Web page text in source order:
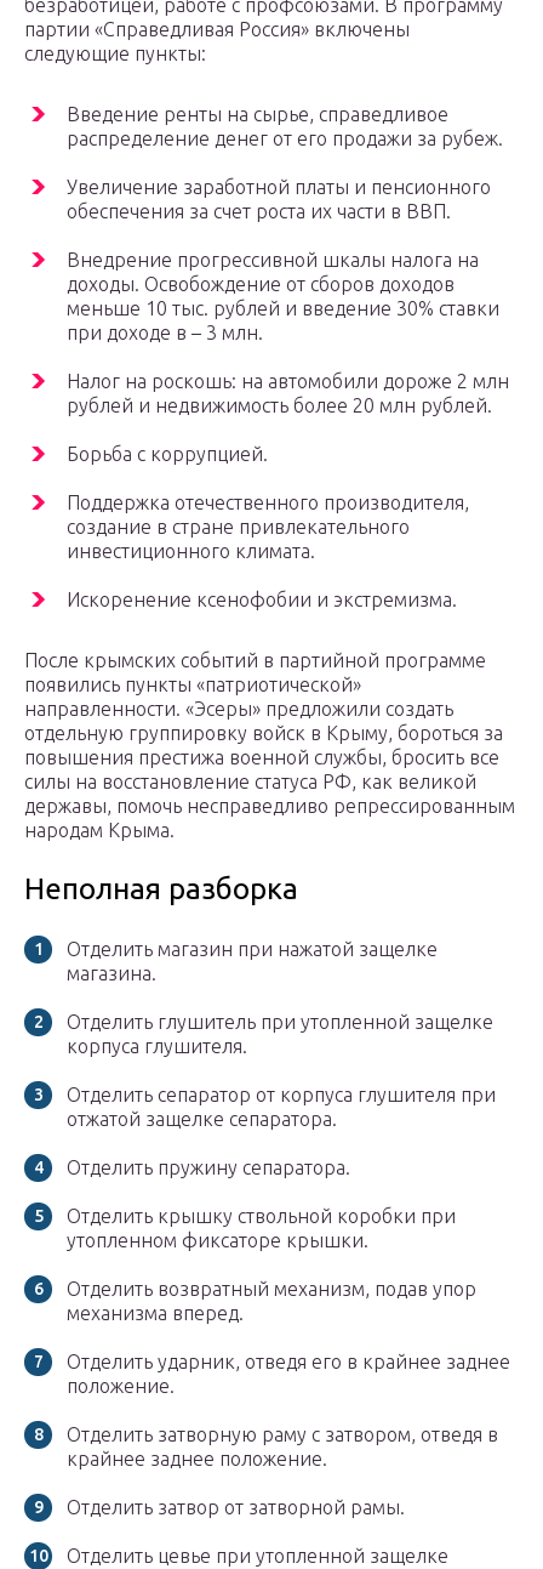
безработицей, работе с профсоюзами. В программу
партии «Справедливая Россия» включены
следующие пункты:
Введение ренты на сырье, справедливое
распределение денег от его продажи за рубеж.
Увеличение заработной платы и пенсионного
обеспечения за счет роста их части в ВВП.
Внедрение прогрессивной шкалы налога на
доходы. Освобождение от сборов доходов
меньше 10 тыс. рублей и введение 30% ставки
при доходе в – 3 млн.
Налог на роскошь: на автомобили дороже 2 млн
рублей и недвижимость более 20 млн рублей.
Борьба с коррупцией.
Поддержка отечественного производителя,
создание в стране привлекательного
инвестиционного климата.
Искоренение ксенофобии и экстремизма.
После крымских событий в партийной программе
появились пункты «патриотической»
направленности. «Эсеры» предложили создать
отдельную группировку войск в Крыму, бороться за
повышения престижа военной службы, бросить все
силы на восстановление статуса РФ, как великой
державы, помочь несправедливо репрессированным
народам Крыма.
Неполная разборка
Отделить магазин при нажатой защелке
магазина.
Отделить глушитель при утопленной защелке
корпуса глушителя.
Отделить сепаратор от корпуса глушителя при
отжатой защелке сепаратора.
Отделить пружину сепаратора.
Отделить крышку ствольной коробки при
утопленном фиксаторе крышки.
Отделить возвратный механизм, подав упор
механизма вперед.
Отделить ударник, отведя его в крайнее заднее
положение.
Отделить затворную раму с затвором, отведя в
крайнее заднее положение.
Отделить затвор от затворной рамы.
Отделить цевье при утопленной защелке